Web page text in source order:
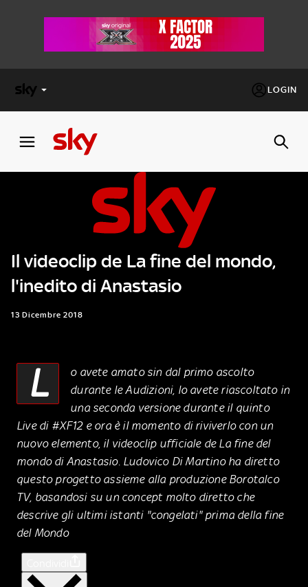
LOGIN
FACTOR
Cos’altro vedere:
PROGRAMMI SKY
Un mondo di offerte:
SKY.IT
Il videoclip de La fine del mondo,
l'inedito di Anastasio
13 Dicembre 2018
L
o avete amato sin dal primo ascolto
durante le Audizioni, lo avete riascoltato in
una seconda versione durante il quinto
Live di #XF12 e ora è il momento di riviverlo con un
nuovo elemento, il videoclip ufficiale de La fine del
mondo di Anastasio. Ludovico Di Martino ha diretto
questo progetto assieme alla produzione Borotalco
TV, basandosi su un concept molto diretto che
descrive gli ultimi istanti "congelati" prima della fine
del Mondo